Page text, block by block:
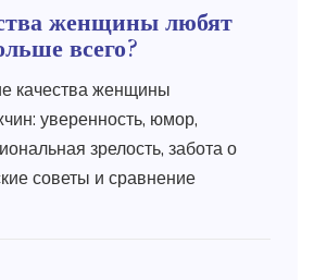
женщины любят
всего?
качества женщины
уверенность, юмор,
зрелость, забота о
советы и сравнение